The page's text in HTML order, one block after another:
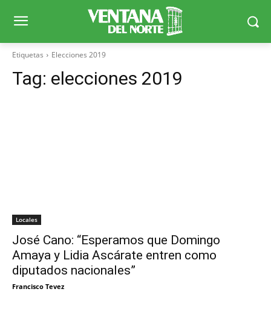
Etiquetas Elecciones 2019
Tag: elecciones 2019
Locales
José Cano: “Esperamos que Domingo
Amaya y Lidia Ascárate entren como
diputados nacionales”
Francisco Tevez